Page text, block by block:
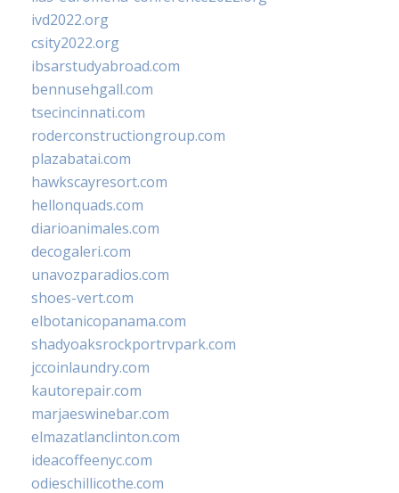
ivd2022.org
csity2022.org
ibsarstudyabroad.com
bennusehgall.com
tsecincinnati.com
roderconstructiongroup.com
plazabatai.com
hawkscayresort.com
hellonquads.com
diarioanimales.com
decogaleri.com
unavozparadios.com
shoes-vert.com
elbotanicopanama.com
shadyoaksrockportrvpark.com
jccoinlaundry.com
kautorepair.com
marjaeswinebar.com
elmazatlanclinton.com
ideacoffeenyc.com
odieschillicothe.com